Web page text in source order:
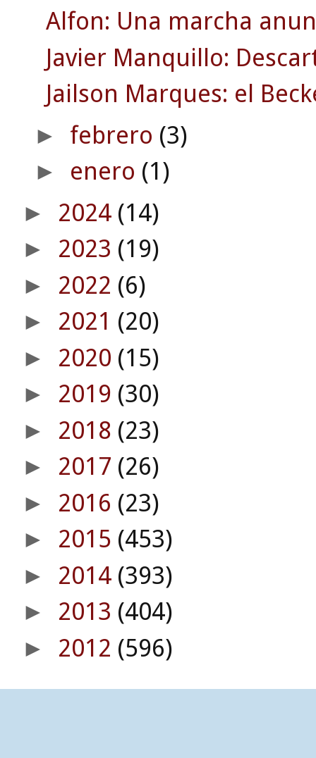
Alfon: Una marcha
Javier Manquillo:
Jailson Marques: el
► febrero (3)
► enero (1)
► 2024 (14)
► 2023 (19)
► 2022 (6)
► 2021 (20)
► 2020 (15)
► 2019 (30)
► 2018 (23)
► 2017 (26)
► 2016 (23)
► 2015 (453)
► 2014 (393)
► 2013 (404)
► 2012 (596)